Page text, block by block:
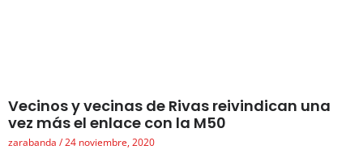
Vecinos y vecinas de Rivas reivindican una
vez más el enlace con la M50
zarabanda 24 noviembre, 2020